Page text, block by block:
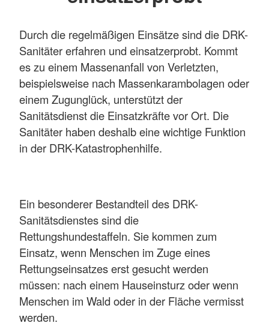
Durch die regelmäßigen Einsätze sind die DRK-
Sanitäter erfahren und einsatzerprobt. Kommt
es zu einem Massenanfall von Verletzten,
beispielsweise nach Massenkarambolagen oder
einem Zugunglück, unterstützt der
Sanitätsdienst die Einsatzkräfte vor Ort. Die
Sanitäter haben deshalb eine wichtige Funktion
in der DRK-Katastrophenhilfe.
Ein besonderer Bestandteil des DRK-
Sanitätsdienstes sind die
Rettungshundestaffeln. Sie kommen zum
Einsatz, wenn Menschen im Zuge eines
Rettungseinsatzes erst gesucht werden
müssen: nach einem Hauseinsturz oder wenn
Menschen im Wald oder in der Fläche vermisst
werden.